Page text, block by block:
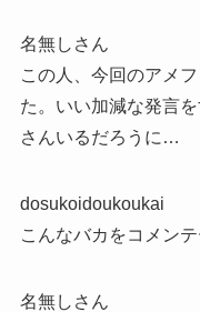
名無しさん
この人、今回のアメ
た。いい加減な発言
さんいるだろうに…
dosukoidoukoukai
こんなバカをコメン
名無しさん